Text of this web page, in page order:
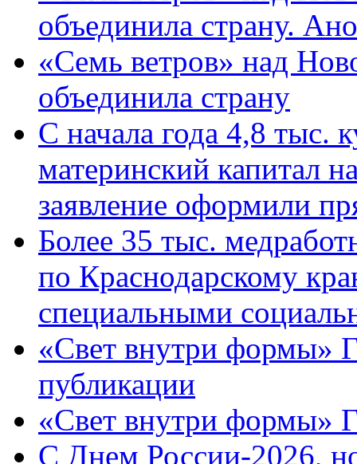
объединила страну.
«Семь ветров» над
объединила страну
С начала года 4,8 тыс.
материнский капитал
заявление оформили
Более 35 тыс.
по Краснодарскому
специальными
«Свет внутри формы»
публикации
«Свет внутри формы»
C Днем России-2026,